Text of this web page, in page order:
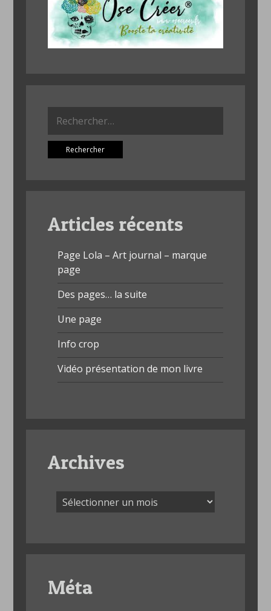
Articles récents
Page Lola – Art journal – marque
page
Des pages… la suite
Une page
Info crop
Vidéo présentation de mon livre
Archives
Archives
Méta